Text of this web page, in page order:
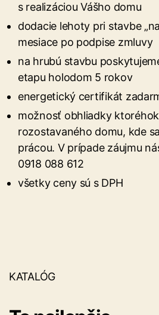
s realizáciou Vášho domu
dodacie lehoty pri stavbe
mesiace po podpise zmluvy
na hrubú stavbu
etapu holodom 5 rokov
energetický certifikát
možnosť obhliadky
rozostavaného domu, kde
prácou. V prípade záujmu
0918 088 612
všetky ceny sú s DPH
KATALÓG